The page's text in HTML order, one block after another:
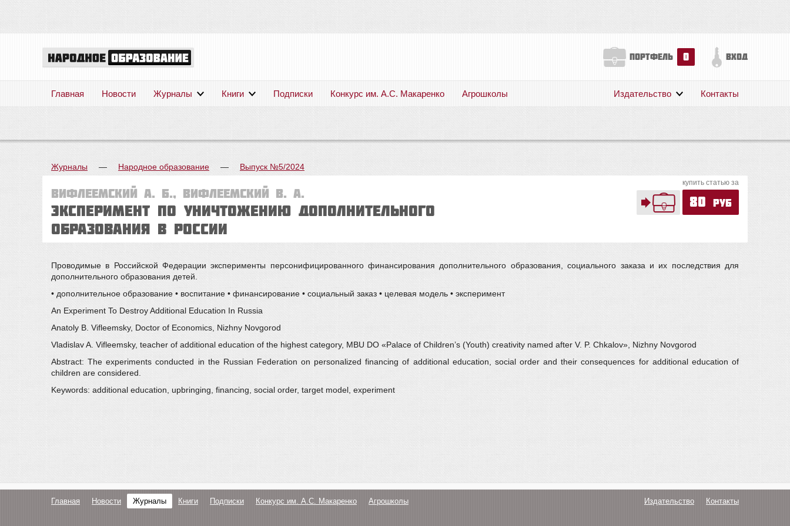
портфель 0 вход
Главная Новости Журналы Книги Подписки Конкурс им. А.С. Макаренко Агрошколы Издательство Контакты
Журналы — Народное образование — Выпуск №5/2024
Вифлеемский А. Б., Вифлеемский В. А.
Эксперимент по уничтожению дополнительного
образования в России
купить статью за
80 руб
Проводимые в Российской Федерации эксперименты персонифицированного финансирования дополнительного образования, социального заказа и их последствия для
дополнительного образования детей.
• дополнительное образование • воспитание • финансирование • социальный заказ • целевая модель • эксперимент
An Experiment To Destroy Additional Education In Russia
Anatoly B. Vifleemsky, Doctor of Economics, Nizhny Novgorod
Vladislav A. Vifleemsky, teacher of additional education of the highest category, MBU DO «Palace of Children’s (Youth) creativity named after V. P. Chkalov», Nizhny Novgorod
Abstract: The experiments conducted in the Russian Federation on personalized financing of additional education, social order and their consequences for additional education of
children are considered.
Keywords: additional education, upbringing, financing, social order, target model, experiment
Главная Новости Журналы Книги Подписки Конкурс им. А.С. Макаренко Агрошколы Издательство Контакты